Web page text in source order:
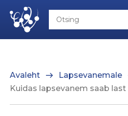
Avaleht
Lapsevanemale
Kuidas lapsevanem saab